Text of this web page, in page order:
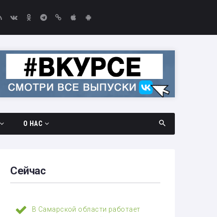
О НАС
Выборы-2026
Сейчас
В Самарской области работает